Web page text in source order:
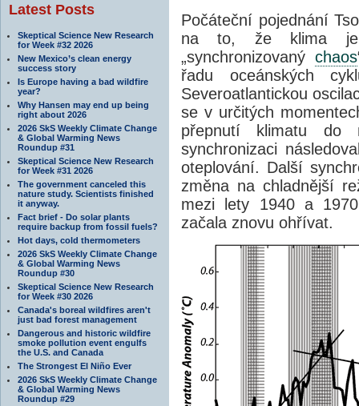
Latest Posts
Skeptical Science New Research
for Week #32 2026
New Mexico’s clean energy
success story
Is Europe having a bad wildfire
year?
Why Hansen may end up being
right about 2026
2026 SkS Weekly Climate Change
& Global Warming News
Roundup #31
Skeptical Science New Research
for Week #31 2026
The government canceled this
nature study. Scientists finished
it anyway.
Fact brief - Do solar plants
require backup from fossil fuels?
Hot days, cold thermometers
2026 SkS Weekly Climate Change
& Global Warming News
Roundup #30
Skeptical Science New Research
for Week #30 2026
Canada's boreal wildfires aren't
just bad forest management
Dangerous and historic wildfire
smoke pollution event engulfs
the U.S. and Canada
The Strongest El Niño Ever
2026 SkS Weekly Climate Change
& Global Warming News
Roundup #29
Počáteční pojednání
na to, že klima je
„synchronizovaný chaos
řadu oceánských
Severoatlantickou
se v určitých
přepnutí klimatu
synchronizaci
oteplování. Další
změna na chladnější
mezi lety 1940 a
začala znovu ohřívat.